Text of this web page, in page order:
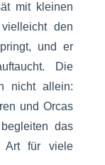
mit kleinen
den
und er
Die
nicht allein:
und Orcas
das
Art für viele